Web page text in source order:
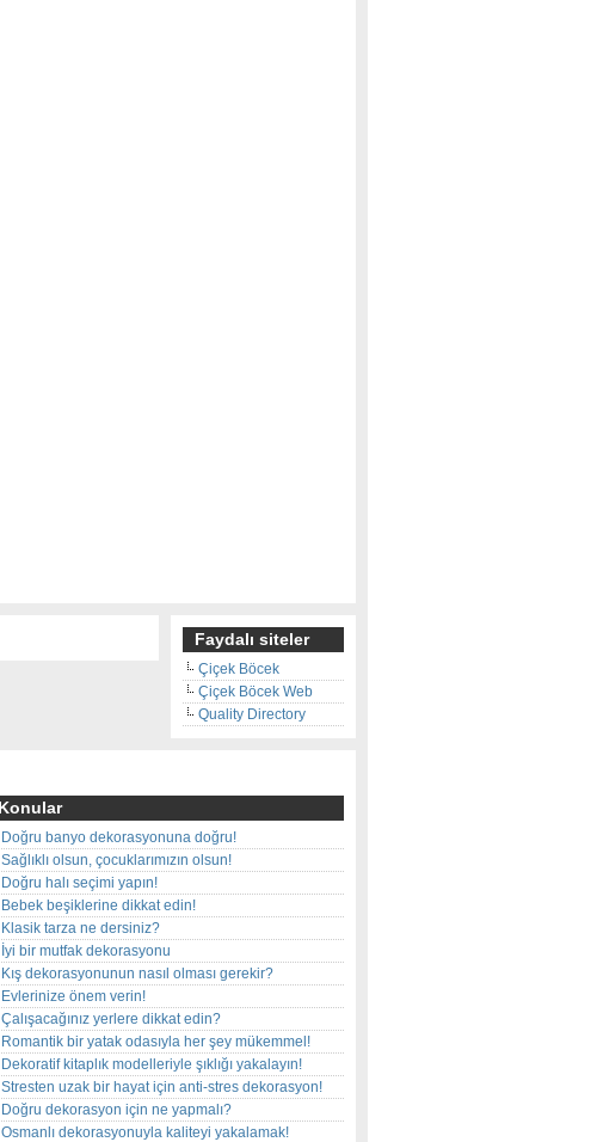
Faydalı siteler
Çiçek Böcek
Çiçek Böcek Web
Quality Directory
Konular
Doğru banyo dekorasyonuna doğru!
Sağlıklı olsun, çocuklarımızın olsun!
Doğru halı seçimi yapın!
Bebek beşiklerine dikkat edin!
Klasik tarza ne dersiniz?
İyi bir mutfak dekorasyonu
Kış dekorasyonunun nasıl olması gerekir?
Evlerinize önem verin!
Çalışacağınız yerlere dikkat edin?
Romantik bir yatak odasıyla her şey mükemmel!
Dekoratif kitaplık modelleriyle şıklığı yakalayın!
Stresten uzak bir hayat için anti-stres dekorasyon!
Doğru dekorasyon için ne yapmalı?
Osmanlı dekorasyonuyla kaliteyi yakalamak!